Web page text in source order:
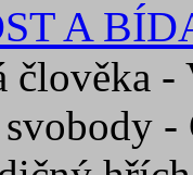
A
člověka -